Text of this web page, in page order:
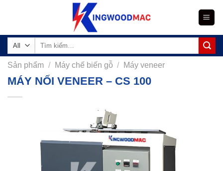
Tìm
Sản phẩm / Máy chế biến gỗ / Máy veneer
MÁY NỐI VENEER – CS 100